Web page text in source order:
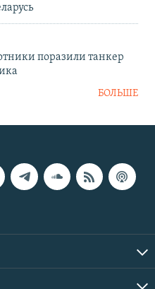
поразили танкер
БОЛЬШЕ